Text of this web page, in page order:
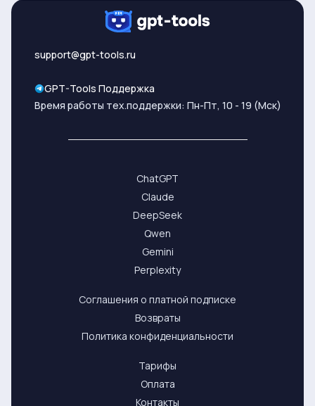
support@gpt-tools.ru
GPT-Tools Поддержка
Время работы тех.поддержки: Пн-Пт, 10 - 19 (Мск)
ChatGPT
Claude
DeepSeek
Qwen
Gemini
Perplexity
Соглашения о платной подписке
Возвраты
Политика конфиденциальности
Тарифы
Оплата
Контакты